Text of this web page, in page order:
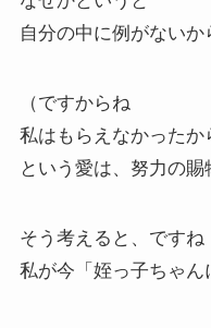
自分の中に例がないか
（ですからね
私はもらえなかったか
という愛は、努力の賜
そう考えると、ですね
私が今「姪っ子ちゃ